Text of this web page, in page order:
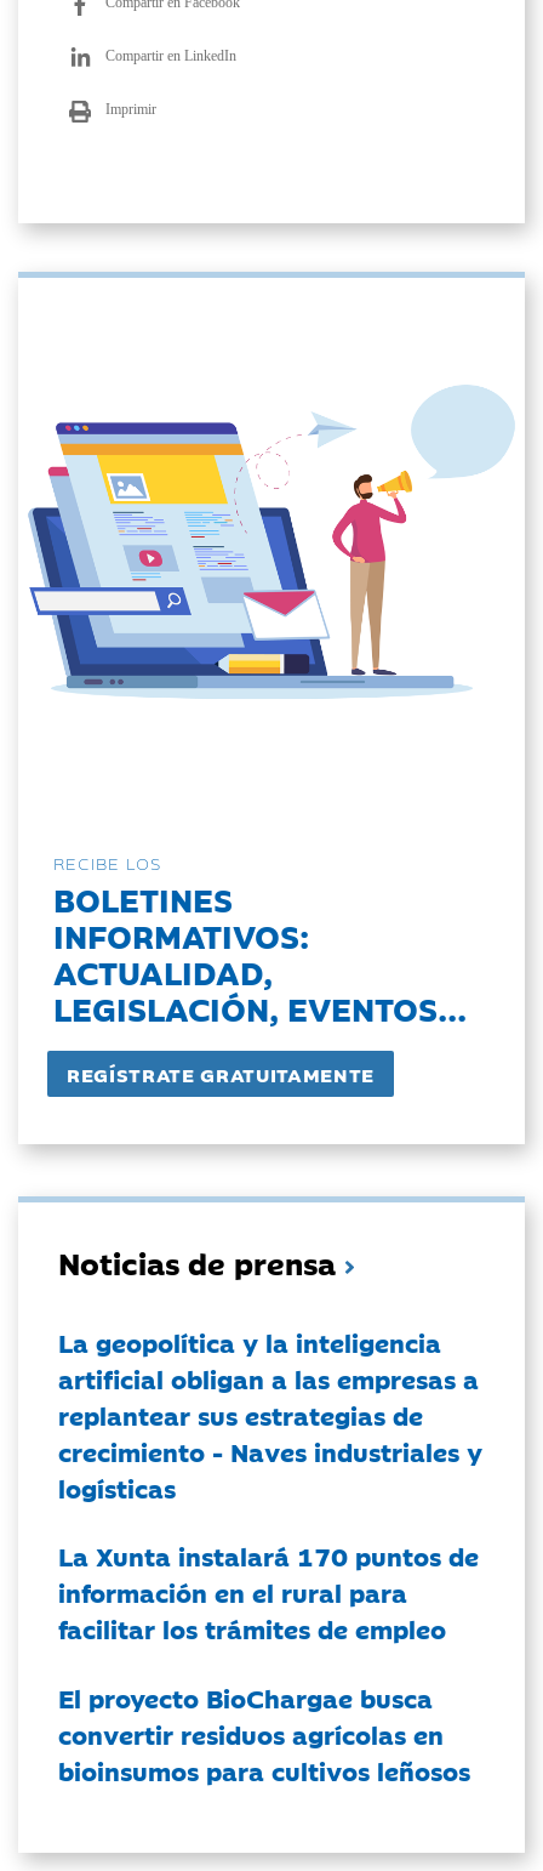
Compartir en LinkedIn
Imprimir
RECIBE LOS
BOLETINES
INFORMATIVOS:
ACTUALIDAD,
LEGISLACIÓN, EVENTOS...
Noticias de prensa
La geopolítica y la inteligencia
artificial obligan a las empresas a
replantear sus estrategias de
crecimiento - Naves industriales y
logísticas
La Xunta instalará 170 puntos de
información en el rural para
facilitar los trámites de empleo
El proyecto BioChargae busca
convertir residuos agrícolas en
bioinsumos para cultivos leñosos